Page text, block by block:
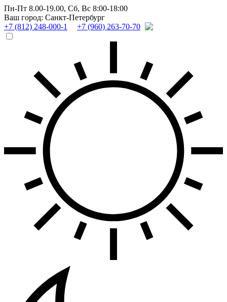
Пн-Пт 8.00-19.00, Сб, Вс 8:00-18:00
Ваш город: Санкт-Петербург
+7 (812) 248-000-1
+7 (960) 263-70-70